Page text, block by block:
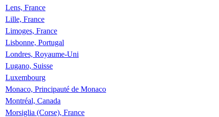
Lens, France
Lille, France
Limoges, France
Lisbonne, Portugal
Londres, Royaume-Uni
Lugano, Suisse
Luxembourg
Monaco, Principauté de Monaco
Montréal, Canada
Morsiglia (Corse), France